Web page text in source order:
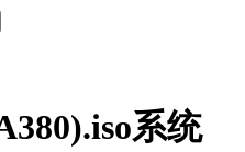
系统